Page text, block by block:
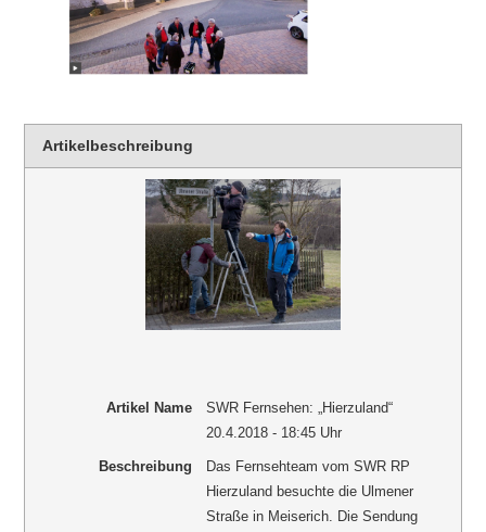
Artikelbeschreibung
Artikel Name
SWR Fernsehen: „Hierzuland“
20.4.2018 - 18:45 Uhr
Beschreibung
Das Fernsehteam vom SWR RP
Hierzuland besuchte die Ulmener
Straße in Meiserich. Die Sendung